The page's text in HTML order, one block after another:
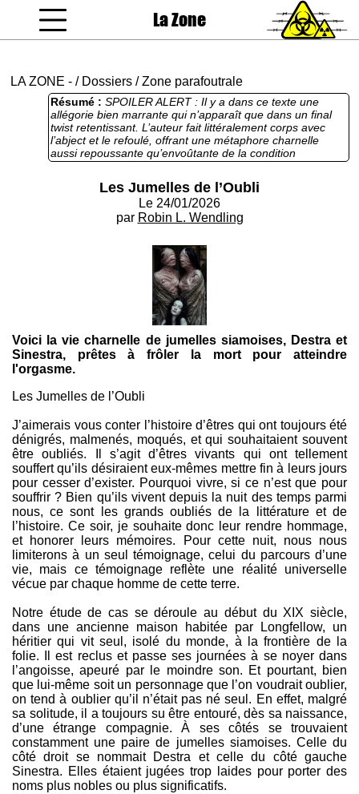
La Zone
LA ZONE - / Dossiers /Zone parafoutrale
Résumé : SPOILER ALERT : Il y a dans ce texte une
allégorie bien marrante qui n’apparaît que dans un final
twist retentissant. L’auteur fait littéralement corps avec
l’abject et le refoulé, offrant une métaphore charnelle
aussi repoussante qu’envoûtante de la condition
masculine réduite à sa fonction reproductrice. Le texte
organique, presque lovecraftienne, où chaque pli de peau
devient un visage avorté, chaque frisson un cri muet,
créant une atmosphère à la fois érotique et funèbre d’une
coït, marie avec une perversité jubilatoire le registre
médical, le conte gothique et la poésie baudelairienne du
spleen. Le seul risque serait de voir certains lecteurs
rebutés par l’excès de crudité symbolique, mais c’est
précisément cette outrance qui donne à la fable sa
puissance cathartique et son rire noir inoubliable.
Rarement une nouvelle aura osé, avec autant de grâce
macabre, faire de la mort par orgasme le plus beau des
actes de rébellion contre l’oubli.
Les Jumelles de l’Oubli
Le 24/01/2026
par Robin L. Wendling
Voici la vie charnelle de jumelles siamoises, Destra et
Sinestra, prêtes à frôler la mort pour atteindre
l'orgasme.
Les Jumelles de l’Oubli
J’aimerais vous conter l’histoire d’êtres qui ont toujours été
dénigrés, malmenés, moqués, et qui souhaitaient souvent
être oubliés. Il s’agit d’êtres vivants qui ont tellement
souffert qu’ils désiraient eux-mêmes mettre fin à leurs jours
pour cesser d’exister. Pourquoi vivre, si ce n’est que pour
souffrir ? Bien qu’ils vivent depuis la nuit des temps parmi
nous, ce sont les grands oubliés de la littérature et de
l’histoire. Ce soir, je souhaite donc leur rendre hommage,
et honorer leurs mémoires. Pour cette nuit, nous nous
limiterons à un seul témoignage, celui du parcours d’une
vie, mais ce témoignage reflète une réalité universelle
vécue par chaque homme de cette terre.
Notre étude de cas se déroule au début du XIX siècle,
dans une ancienne maison habitée par Longfellow, un
héritier qui vit seul, isolé du monde, à la frontière de la
folie. Il est reclus et passe ses journées à se noyer dans
l’angoisse, apeuré par le moindre son. Et pourtant, bien
que lui-même soit un personnage que l’on voudrait oublier,
on tend à oublier qu’il n’était pas né seul. En effet, malgré
sa solitude, il a toujours su être entouré, dès sa naissance,
d’une étrange compagnie. À ses côtés se trouvaient
constamment une paire de jumelles siamoises. Celle du
côté droit se nommait Destra et celle du côté gauche
Sinestra. Elles étaient jugées trop laides pour porter des
noms plus nobles ou plus significatifs.